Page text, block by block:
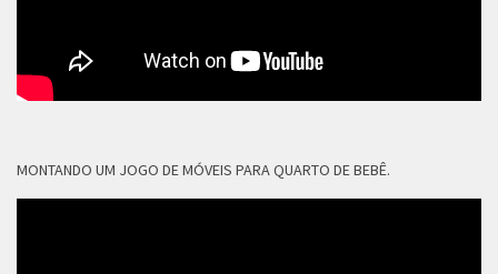
MONTANDO UM JOGO DE MÓVEIS PARA QUARTO DE BEBÊ.